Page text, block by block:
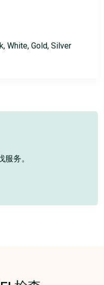
White, Gold, Silver
务。